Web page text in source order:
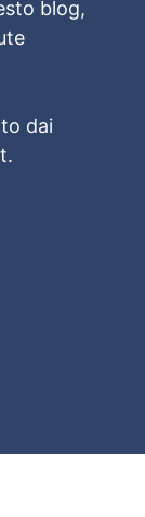
blog,
dai